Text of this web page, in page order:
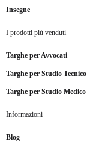
Insegne
I prodotti più venduti
Targhe per Avvocati
Targhe per Studio Tecnico
Targhe per Studio Medico
Informazioni
Blog